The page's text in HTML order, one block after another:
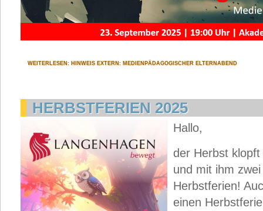
WEITERLESEN: HINWEIS EXTERN: MEDIENPÄDAGOGISCHER ELTERNABEND
HERBSTFERIEN 2025
Hallo,
der Herbst
und mit ihm
Herbstferien!
einen